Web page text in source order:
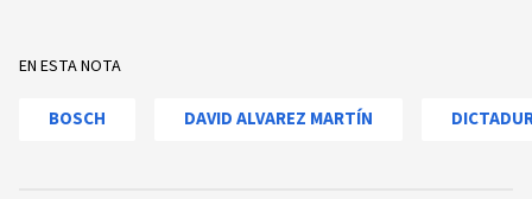
EN ESTA NOTA
BOSCH DAVID ALVAREZ MARTÍN